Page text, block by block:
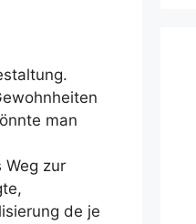
man
Weg zur
de je